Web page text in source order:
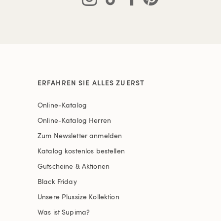
ERFAHREN SIE ALLES ZUERST
Online-Katalog
Online-Katalog Herren
Zum Newsletter anmelden
Katalog kostenlos bestellen
Gutscheine & Aktionen
Black Friday
Unsere Plussize Kollektion
Was ist Supima?